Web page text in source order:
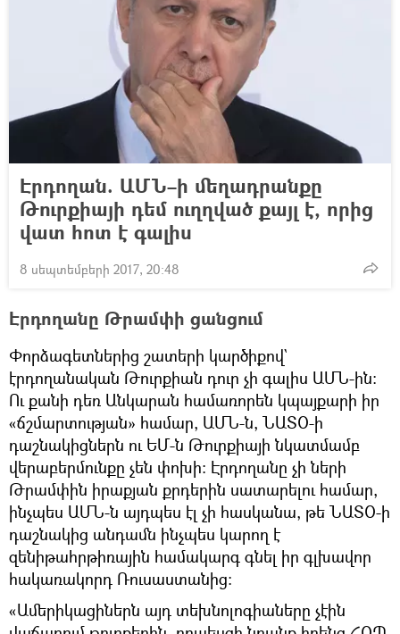
Էրդողան. ԱՄՆ–ի մեղադրանքը
Թուրքիայի դեմ ուղղված քայլ է, որից
վատ հոտ է գալիս
8 սեպտեմբերի 2017, 20:48
Էրդողանը Թրամփի ցանցում
Փորձագետներից շատերի կարծիքով`
էրդողանական Թուրքիան դուր չի գալիս ԱՄՆ-ին։
Ու քանի դեռ Անկարան համառորեն կպայքարի իր
«ճշմարտության» համար, ԱՄՆ-ն, ՆԱՏՕ-ի
դաշնակիցներն ու ԵՄ-ն Թուրքիայի նկատմամբ
վերաբերմունքը չեն փոխի։ Էրդողանը չի ների
Թրամփին իրաքյան քրդերին սատարելու համար,
ինչպես ԱՄՆ-ն այդպես էլ չի հասկանա, թե ՆԱՏՕ-ի
դաշնակից անդամն ինչպես կարող է
զենիթահրթիռային համակարգ գնել իր գլխավոր
հակառակորդ Ռուսաստանից։
«Ամերիկացիներն այդ տեխնոլոգիաները չէին